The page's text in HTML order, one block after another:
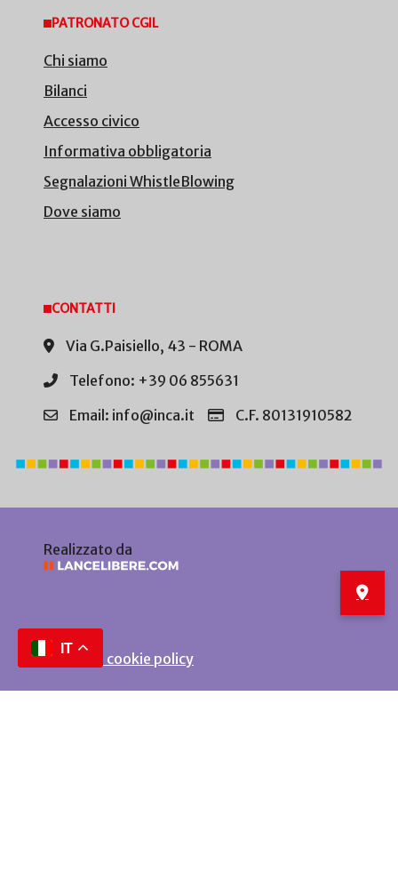
PATRONATO CGIL
Chi siamo
Bilanci
Accesso civico
Informativa obbligatoria
Segnalazioni WhistleBlowing
Dove siamo
CONTATTI
Via G.Paisiello, 43 - ROMA
Telefono: +39 06 855631
Email: info@inca.it
C.F. 80131910582
Realizzato da
Privacy e cookie policy
IT